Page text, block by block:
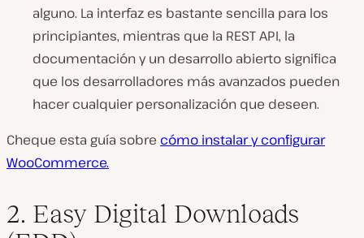
alguno. La interfaz es bastante sencilla para los
principiantes, mientras que la REST API, la
documentación y un desarrollo abierto significa
que los desarrolladores más avanzados pueden
hacer cualquier personalización que deseen.
Cheque esta guía sobre cómo instalar y configurar
WooCommerce.
2. Easy Digital Downloads